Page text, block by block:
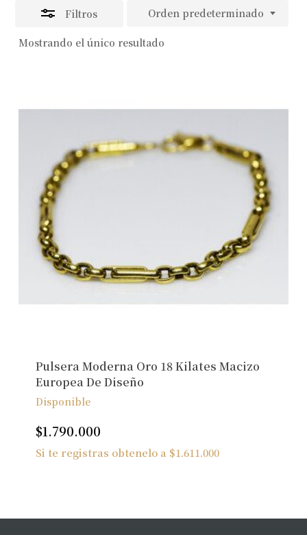
Filtros
Mostrando el único resultado
Orden predeterminado
Pulsera Moderna Oro 18 Kilates Macizo
Europea De Diseño
Disponible
$1.790.000
Si te registras obtenelo a $1.611.000